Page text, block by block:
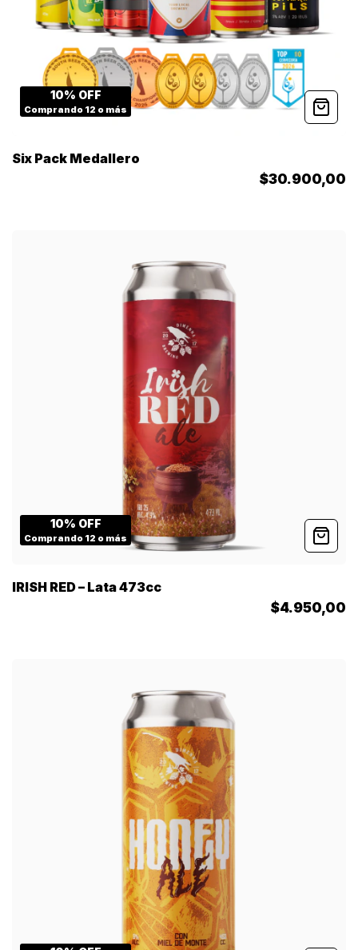
10% OFF
Comprando 12 o más
Six Pack Medallero
$30.900,00
10% OFF
Comprando 12 o más
IRISH RED – Lata 473cc
$4.950,00